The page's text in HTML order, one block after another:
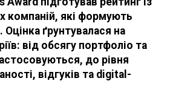
компаній, які формують
Оцінка ґрунтувалася на
від обсягу портфоліо та
до рівня
відгуків та digital-